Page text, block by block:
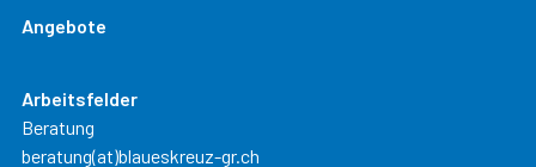
Angebote
Arbeitsfelder
Beratung
beratung(at)blaueskreuz-gr.ch